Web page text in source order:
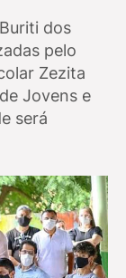
dos
pelo
Zezita
Jovens e
será